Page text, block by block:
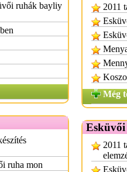
ruhák bayliy
ruha mon
2011
Még
2011